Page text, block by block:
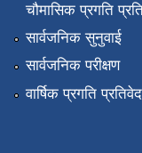
चौमासिक प्रगति
सार्वजनिक सुनुवाई
सार्वजनिक परीक्षण
वार्षिक प्रगति